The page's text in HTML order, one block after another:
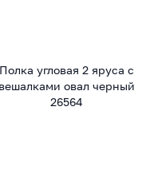
Полка угловая 2 яруса с
вешалками овал черный
26564